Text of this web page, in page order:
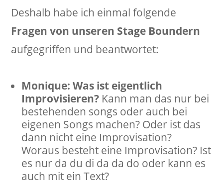
Deshalb habe ich einmal folgende
Fragen von unseren Stage Boundern
aufgegriffen und beantwortet:
Monique: Was ist eigentlich
Improvisieren? Kann man das nur bei
bestehenden songs oder auch bei
eigenen Songs machen? Oder ist das
dann nicht eine Improvisation?
Woraus besteht eine Improvisation? Ist
es nur da du di da da do oder kann es
auch mit ein Text?